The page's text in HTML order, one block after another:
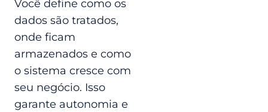
Você define como os
dados são tratados,
onde ficam
armazenados e como
o sistema cresce com
seu negócio. Isso
garante autonomia e